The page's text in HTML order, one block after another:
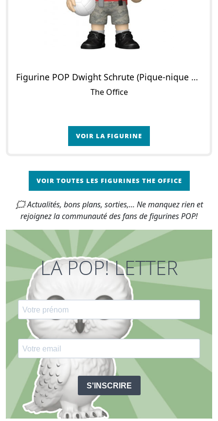
Figurine POP Dwight Schrute (Pique-nique d'entreprise)
The Office
VOIR LA FIGURINE
VOIR TOUTES LES FIGURINES THE OFFICE
🗯 Actualités, bons plans, sorties,... Ne manquez rien et
rejoignez la communauté des fans de figurines POP!
LA POP! LETTER
S'INSCRIRE